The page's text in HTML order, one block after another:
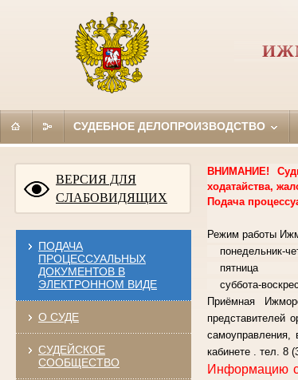
СУДЕБНОЕ ДЕЛОПРОИЗВОДСТВО
ВЕРСИЯ ДЛЯ
СЛАБОВИДЯЩИХ
ПОДАЧА
ПРОЦЕССУАЛЬНЫХ
ДОКУМЕНТОВ В
ЭЛЕКТРОННОМ ВИДЕ
О СУДЕ
СУДЕЙСКОЕ
СООБЩЕСТВО
ВНИМАНИЕ!
ходатайства,
Подача
Режим работы
понедельник-
пятница с
суббота-
Приёмная
представителей
самоуправления,
кабинете . тел. 8
Информацию